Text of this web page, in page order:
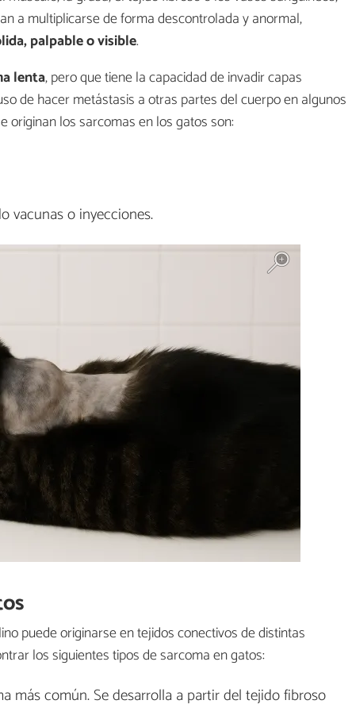
a multiplicarse de forma descontrolada y anormal,
palpable o visible.
lenta, pero que tiene la capacidad de invadir capas
de hacer metástasis a otras partes del cuerpo en algunos
originan los sarcomas en los gatos son:
vacunas o inyecciones.
puede originarse en tejidos conectivos de distintas
los siguientes tipos de sarcoma en gatos:
más común. Se desarrolla a partir del tejido fibroso